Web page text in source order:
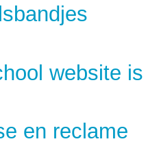
website
en reclame